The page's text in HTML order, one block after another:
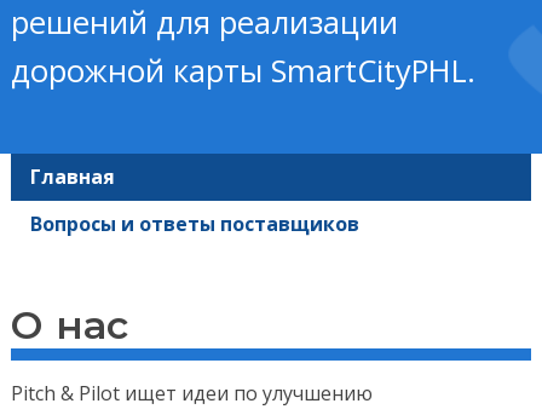
решений для реализации
дорожной карты SmartCityPHL.
Главная
Вопросы и ответы поставщиков
О нас
Pitch & Pilot ищет идеи по улучшению